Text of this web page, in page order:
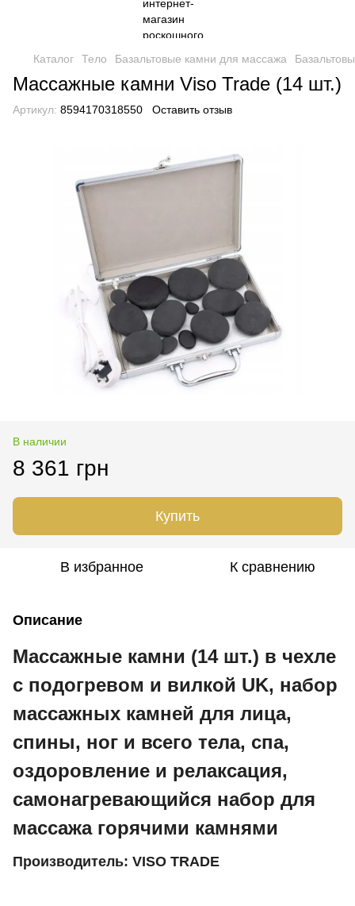
Каталог Тело Базальтовые камни для массажа
Массажные камни Viso Trade (14 шт.)
Артикул: 8594170318550 Оставить отзыв
В наличии
8 361 грн
Купить
В избранное К сравнению
Описание
Массажные камни (14 шт.) в чехле
с подогревом и вилкой UK, набор
массажных камней для лица,
спины, ног и всего тела, спа,
оздоровление и релаксация,
самонагревающийся набор для
массажа горячими камнями
Производитель: VISO TRADE